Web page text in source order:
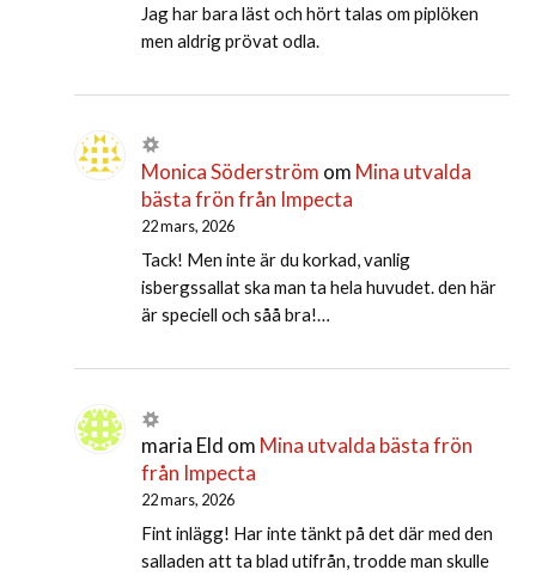
Jag har bara läst och hört talas om piplöken
men aldrig prövat odla.
Monica Söderström om Mina utvalda
bästa frön från Impecta
22 mars, 2026
Tack! Men inte är du korkad, vanlig
isbergssallat ska man ta hela huvudet. den här
är speciell och såå bra!…
maria Eld om Mina utvalda bästa frön
från Impecta
22 mars, 2026
Fint inlägg! Har inte tänkt på det där med den
salladen att ta blad utifrån, trodde man skulle